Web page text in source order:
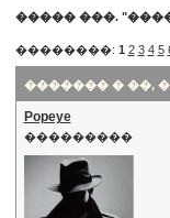
����� ���.
��������: 1 2 3 4 5
������� � ��,
Popeye
���������